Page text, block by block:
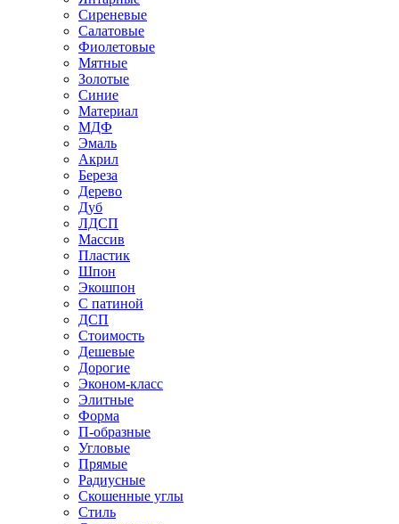
Сиреневые
Салатовые
Фиолетовые
Мятные
Золотые
Синие
Материал
МДФ
Эмаль
Акрил
Береза
Дерево
Дуб
ЛДСП
Массив
Пластик
Шпон
Экошпон
С патиной
ДСП
Стоимость
Дешевые
Дорогие
Эконом-класс
Элитные
Форма
П-образные
Угловые
Прямые
Радиусные
Скошенные углы
Стиль